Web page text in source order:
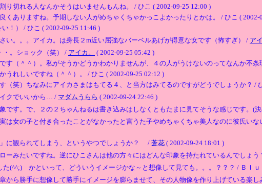
り切れる人なんかそうはいませんもんね。 / ひこ ( 2002-09-25 12:00 )
くありますね。予期しない人がめちゃくちゃかっこよかったりとかは。 / ひこ ( 2002-
！） / ひこ ( 2002-09-25 11:46 )
い。。。アイカ。は身長２m近い屈強なバーベルあげが得意な女です（怖すぎ） / ア
・。ショック（笑） / アイカ。
( 2002-09-25 05:42 )
す（＾＾）。私がそうかどうかわかりませんが、４の人がうけないのってなんか不条
うれしいですね（＾＾）。 / ひこ ( 2002-09-25 02:12 )
（笑）ちなみにアイカさまはもてる４、と当方はみてるのですがどうでしょうか？ /
クでいいから… / マダムうらら ( 2002-09-24 22:46 )
です。で、２の２ちゃんねるは書き込みはしなくともたまに見てそうな感じです。(
は女の子と付き合ったことがなかったと言うた子やめちゃくちゃ美人なのに彼氏い
に観られてしまう、というやつでしょうか？ / 蒼花 ( 2002-09-24 18:01 )
ーみたいですね。逆にひこさんは他の方々にはどんな印象を持たれているんでしょう
(^^;) かといって、どういうイメージかな～と想像して見ても。。。？？？ / Ｂｌｕ
から勝手に想像して勝手にイメージを膨らませて、その人物像を作り上げている楽